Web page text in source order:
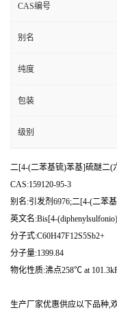
CAS编号
别名
纯度
包装
级别
二[4-(二苯基锍)苯基]硫醚二(
CAS:159120-95-3
别名:引发剂6976;二[4-(二苯
英文名:Bis[4-
分子式:C60H47F12S5Sb2+
分子量:1399.84
物化性质:沸点258℃ at
生产厂家优惠供应以下品种,